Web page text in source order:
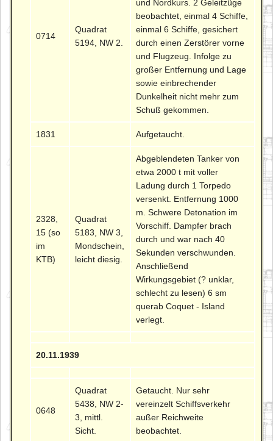
0714
Quadrat
5194, NW 2.
und Nordkurs. 2 Geleitzüge
beobachtet, einmal 4 Schiffe,
einmal 6 Schiffe, gesichert
durch einen Zerstörer vorne
und Flugzeug. Infolge zu
großer Entfernung und Lage
sowie einbrechender
Dunkelheit nicht mehr zum
Schuß gekommen.
1831 Aufgetaucht.
2328,
15 (so
im
KTB)
Quadrat
5183, NW 3,
Mondschein,
leicht diesig.
Abgeblendeten Tanker von
etwa 2000 t mit voller
Ladung durch 1 Torpedo
versenkt. Entfernung 1000
m. Schwere Detonation im
Vorschiff. Dampfer brach
durch und war nach 40
Sekunden verschwunden.
Anschließend
Wirkungsgebiet (? unklar,
schlecht zu lesen) 6 sm
querab Coquet - Island
verlegt.
20.11.1939
0648
Quadrat
5438, NW 2-
3, mittl.
Sicht.
Getaucht. Nur sehr
vereinzelt Schiffsverkehr
außer Reichweite
beobachtet.